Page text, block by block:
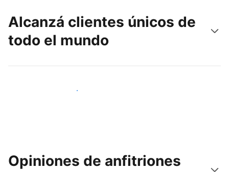
Alcanzá clientes únicos de
todo el mundo
Llegá a huéspedes nuevos hoy
Opiniones de anfitriones